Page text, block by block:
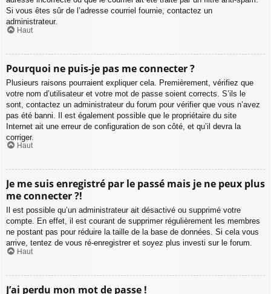
Si vous êtes sûr de l’adresse courriel fournie, contactez un
administrateur.
Haut
Pourquoi ne puis-je pas me connecter ?
Plusieurs raisons pourraient expliquer cela. Premièrement, vérifiez que
votre nom d’utilisateur et votre mot de passe soient corrects. S’ils le
sont, contactez un administrateur du forum pour vérifier que vous n’avez
pas été banni. Il est également possible que le propriétaire du site
Internet ait une erreur de configuration de son côté, et qu’il devra la
corriger.
Haut
Je me suis enregistré par le passé mais je ne peux plus
me connecter ?!
Il est possible qu’un administrateur ait désactivé ou supprimé votre
compte. En effet, il est courant de supprimer régulièrement les membres
ne postant pas pour réduire la taille de la base de données. Si cela vous
arrive, tentez de vous ré-enregistrer et soyez plus investi sur le forum.
Haut
J’ai perdu mon mot de passe !